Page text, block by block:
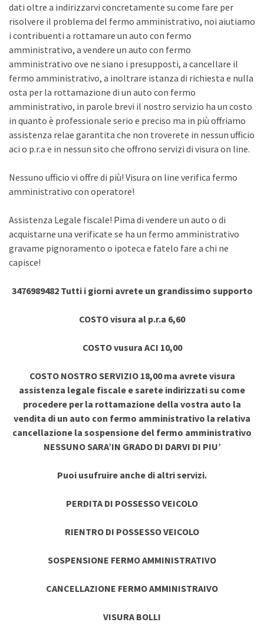
dati oltre a indirizzarvi concretamente su come fare per
risolvere il problema del fermo amministrativo, noi aiutiamo
i contribuenti a rottamare un auto con fermo
amministrativo, a vendere un auto con fermo
amministrativo ove ne siano i presupposti, a cancellare il
fermo amministrativo, a inoltrare istanza di richiesta e nulla
osta per la rottamazione di un auto con fermo
amministrativo, in parole brevi il nostro servizio ha un costo
in quanto è professionale serio e preciso ma in più offriamo
assistenza relae garantita che non troverete in nessun ufficio
aci o p.r.a e in nessun sito che offrono servizi di visura on line.
Nessuno ufficio vi offre di più! Visura on line verifica fermo
amministrativo con operatore!
Assistenza Legale fiscale! Pima di vendere un auto o di
acquistarne una verificate se ha un fermo amministrativo
gravame pignoramento o ipoteca e fatelo fare a chi ne
capisce!
3476989482 Tutti i giorni avrete un grandissimo supporto
COSTO visura al p.r.a 6,60
COSTO vusura ACI 10,00
COSTO NOSTRO SERVIZIO 18,00 ma avrete visura
assistenza legale fiscale e sarete indirizzati su come
procedere per la rottamazione della vostra auto la
vendita di un auto con fermo amministrativo la relativa
cancellazione la sospensione del fermo amministrativo
NESSUNO SARA’IN GRADO DI DARVI DI PIU’
Puoi usufruire anche di altri servizi.
PERDITA DI POSSESSO VEICOLO
RIENTRO DI POSSESSO VEICOLO
SOSPENSIONE FERMO AMMINISTRATIVO
CANCELLAZIONE FERMO AMMINISTRAIVO
VISURA BOLLI